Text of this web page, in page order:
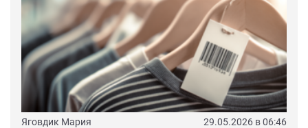
Яговдик Мария 29.05.2026 в 06:46